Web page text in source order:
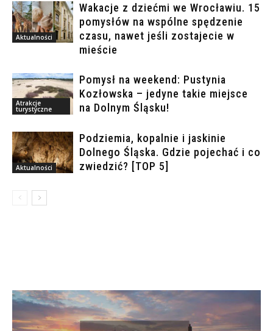
Aktualności
Wakacje z dziećmi we Wrocławiu. 15
pomysłów na wspólne spędzenie
czasu, nawet jeśli zostajecie w
mieście
Atrakcje
turystyczne
Pomysł na weekend: Pustynia
Kozłowska – jedyne takie miejsce
na Dolnym Śląsku!
Aktualności
Podziemia, kopalnie i jaskinie
Dolnego Śląska. Gdzie pojechać i co
zwiedzić? [TOP 5]